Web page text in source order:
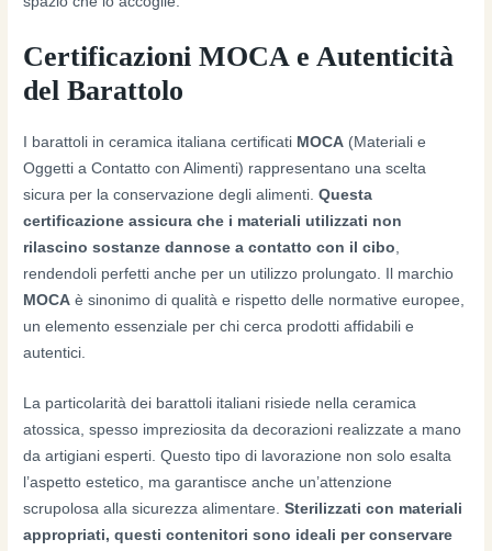
Certificazioni MOCA e Autenticità
del Barattolo
I barattoli in ceramica italiana certificati MOCA (Materiali e
Oggetti a Contatto con Alimenti) rappresentano una scelta
sicura per la conservazione degli alimenti.Questa
certificazione assicura che i materiali utilizzati non
rilascino sostanze dannose a contatto con il cibo
rendendoli perfetti anche per un utilizzo prolungato. Il marchio
MOCA è sinonimo di qualità e rispetto delle normative europee,
un elemento essenziale per chi cerca prodotti affidabili e
autentici.
La particolarità dei barattoli italiani risiede nella ceramica
atossica, spesso impreziosita da decorazioni realizzate a mano
da artigiani esperti. Questo tipo di lavorazione non solo esalta
l’aspetto estetico, ma garantisce anche un’attenzione
scrupolosa alla sicurezza alimentare.Sterilizzati con materiali
appropriati, questi contenitori sono ideali per conservare